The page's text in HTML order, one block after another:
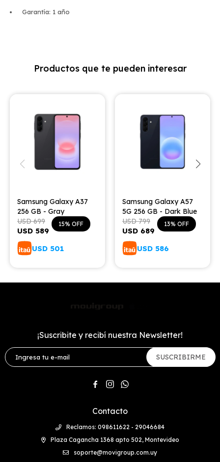
Garantía: 1 año
Productos que te pueden interesar
Samsung Galaxy A37
256 GB - Gray
USD 589
USD 699 15
USD 501
Samsung Galaxy A57
5G 256 GB - Dark Blue
USD 689
USD 799 13
USD 586
Contacto
Reclamos: 098611622 - 29046684
Plaza Cagancha 1368 apto 502, Montevideo
soporte@movigroup.com.uy
¡Suscribite y recibí nuestra Newsletter!
SUSCRIBIRME
  